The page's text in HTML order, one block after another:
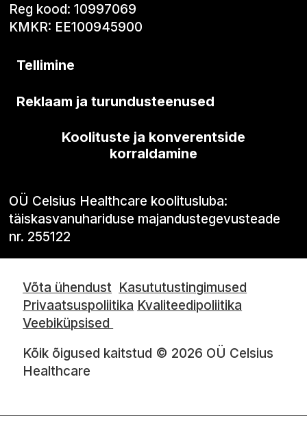
Reg kood: 10997069
KMKR: EE100945900
Tellimine
Reklaam ja turundusteenused
Koolituste ja konverentside
korraldamine
OÜ Celsius Healthcare koolitusluba:
täiskasvanuhariduse majandustegevusteade
nr. 255122
Võta ühendust Kasututustingimused
Privaatsuspoliitika Kvaliteedipoliitika
Veebiküpsised
Kõik õigused kaitstud © 2026 OÜ Celsius
Healthcare